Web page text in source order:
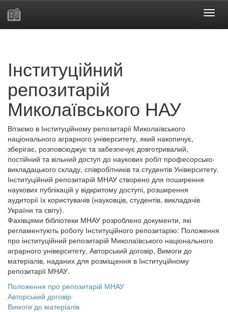
Інституційний
репозитарій
Миколаївського НАУ
Вітаємо в Інституційному репозитарії Миколаївського
національного аграрного університету, який накопичує,
зберігає, розповсюджує та забезпечує довготривалий,
постійний та вільний доступ до наукових робіт професорсько-
викладацького складу, співробітників та студентів Університету.
Інституційний репозитарій МНАУ створено для поширення
наукових публікацій у відкритому доступі, розширення
аудиторії їх користувачів (науковців, студентів, викладачів
України та світу).
Фахівцями бібліотеки МНАУ розроблено документи, які
регламентують роботу Інституційного репозитарію: Положення
про інституційний репозитарій Миколаївського національного
аграрного університету, Авторський договір, Вимоги до
матеріалів, наданих для розміщення в Інституційному
репозитарії МНАУ.
Положення про репозитарій МНАУ
Авторський договір
Вимоги до матеріалів